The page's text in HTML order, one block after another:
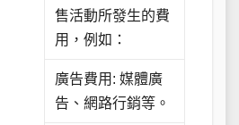
售活動所發生的費
用，例如：
廣告費用: 媒體廣
告、網路行銷等。